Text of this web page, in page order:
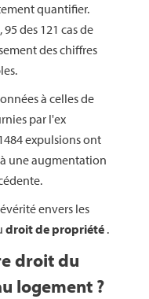
quantifier.
des 121 cas de
des chiffres
à celles de
par l'ex
expulsions ont
une augmentation
envers les
droit de propriété .
droit du
logement ?